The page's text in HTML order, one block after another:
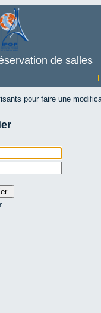
de salles
pour faire une